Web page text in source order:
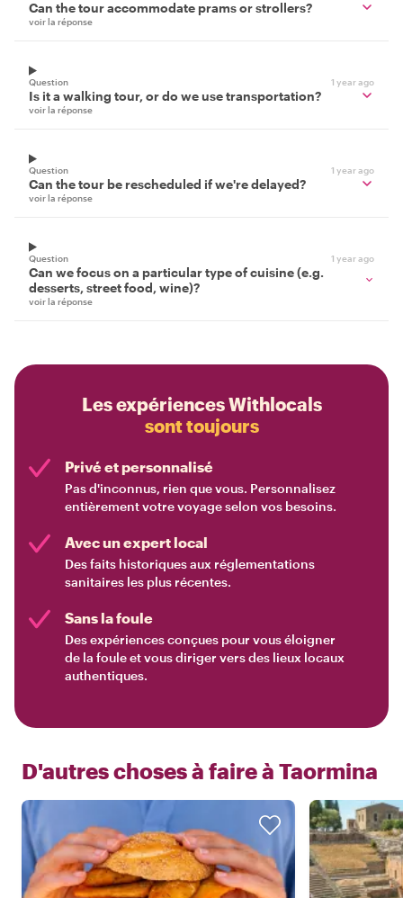
Can the tour accommodate prams or strollers?
voir la réponse
Question 1 year ago
Is it a walking tour, or do we use transportation?
voir la réponse
Question 1 year ago
Can the tour be rescheduled if we're delayed?
voir la réponse
Question 1 year ago
Can we focus on a particular type of cuisine (e.g.
desserts, street food, wine)?
voir la réponse
Les expériences Withlocals
sont toujours
Privé et personnalisé
Pas d'inconnus, rien que vous. Personnalisez
entièrement votre voyage selon vos besoins.
Avec un expert local
Des faits historiques aux réglementations
sanitaires les plus récentes.
Sans la foule
Des expériences conçues pour vous éloigner
de la foule et vous diriger vers des lieux locaux
authentiques.
D'autres choses à faire à Taormina